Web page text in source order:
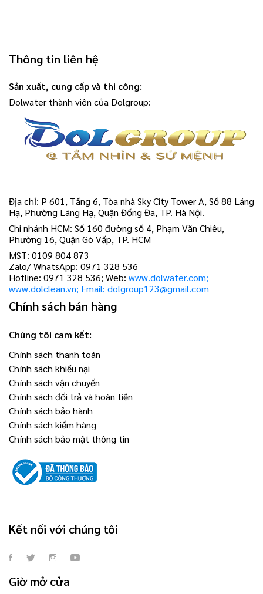
Thông tin liên hệ
Sản xuất, cung cấp và thi công:
Dolwater thành viên của Dolgroup:
Địa chỉ: P 601, Tầng 6, Tòa nhà Sky City Tower A, Số 88 Láng
Hạ, Phường Láng Hạ, Quận Đống Đa, TP. Hà Nội.
Chi nhánh HCM: Số 160 đường số 4, Phạm Văn Chiêu,
Phường 16, Quận Gò Vấp, TP. HCM
MST: 0109 804 873
Zalo/ WhatsApp: 0971 328 536
Hotline: 0971 328 536; Web: www.dolwater.com;
www.dolclean.vn; Email: dolgroup123@gmail.com
Chính sách bán hàng
Chúng tôi cam kết:
Chính sách thanh toán
Chính sách khiếu nại
Chính sách vận chuyển
Chính sách đổi trả và hoàn tiền
Chính sách bảo hành
Chính sách kiểm hàng
Chính sách bảo mật thông tin
Kết nối với chúng tôi
Giờ mở cửa